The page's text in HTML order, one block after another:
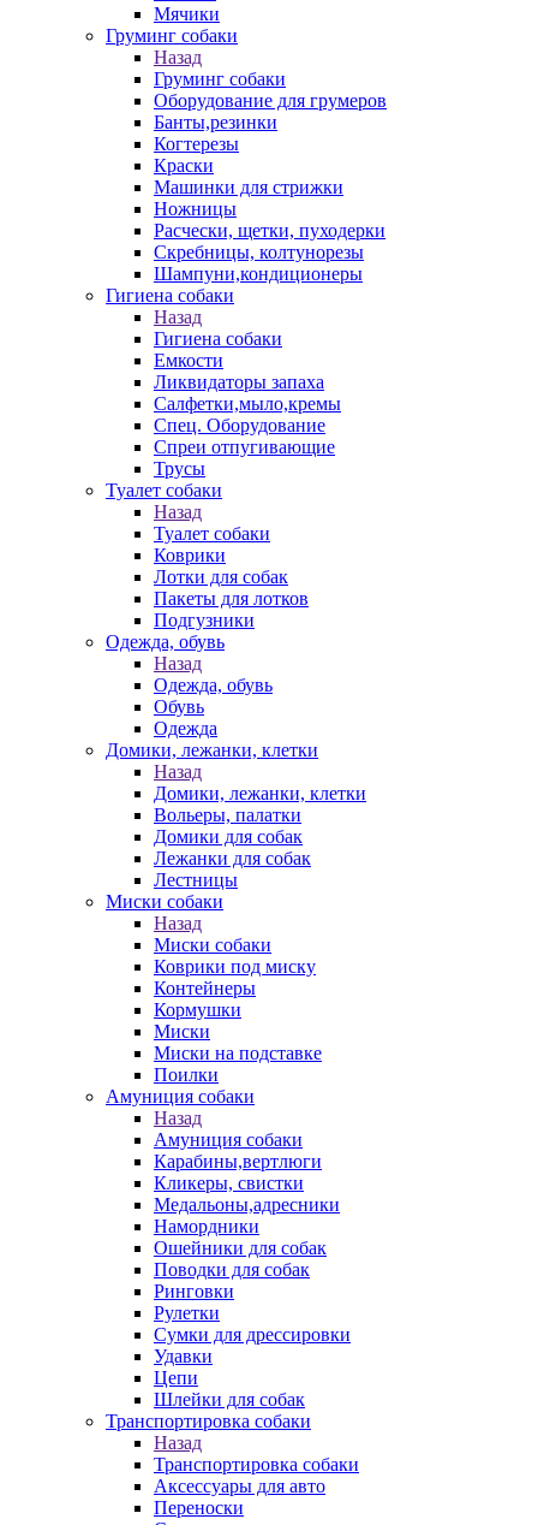
Мячики
Груминг собаки
Назад
Груминг собаки
Оборудование для грумеров
Банты,резинки
Когтерезы
Краски
Машинки для стрижки
Ножницы
Расчески, щетки, пуходерки
Скребницы, колтунорезы
Шампуни,кондиционеры
Гигиена собаки
Назад
Гигиена собаки
Емкости
Ликвидаторы запаха
Салфетки,мыло,кремы
Спец. Оборудование
Спреи отпугивающие
Трусы
Туалет собаки
Назад
Туалет собаки
Коврики
Лотки для собак
Пакеты для лотков
Подгузники
Одежда, обувь
Назад
Одежда, обувь
Обувь
Одежда
Домики, лежанки, клетки
Назад
Домики, лежанки, клетки
Вольеры, палатки
Домики для собак
Лежанки для собак
Лестницы
Миски собаки
Назад
Миски собаки
Коврики под миску
Контейнеры
Кормушки
Миски
Миски на подставке
Поилки
Амуниция собаки
Назад
Амуниция собаки
Карабины,вертлюги
Кликеры, свистки
Медальоны,адресники
Намордники
Ошейники для собак
Поводки для собак
Ринговки
Рулетки
Сумки для дрессировки
Удавки
Цепи
Шлейки для собак
Транспортировка собаки
Назад
Транспортировка собаки
Аксессуары для авто
Переноски